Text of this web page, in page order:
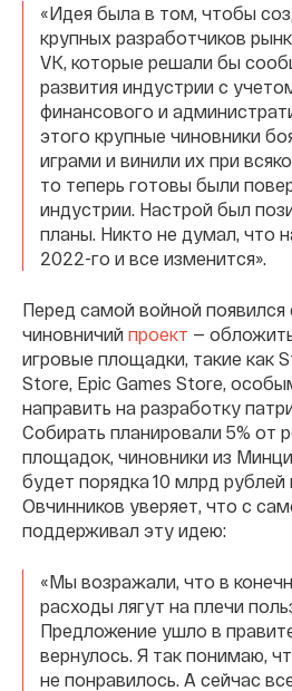
«Идея была в том, чтобы
крупных разработчиков
VK, которые решали бы
развития индустрии с
финансового и
этого крупные чиновники
играми и винили их при
то теперь готовы были
индустрии. Настрой был
планы. Никто не думал, что
2022-го и все изменится».
Перед самой войной
чиновничий проект —
игровые площадки, такие как
Store, Epic Games Store,
направить на разработку
Собирать планировали 5% от
площадок, чиновники из
будет порядка 10 млрд рублей
Овчинников уверяет, что с
поддерживал эту идею:
«Мы возражали, что в
расходы лягут на плечи
Предложение ушло в
вернулось. Я так понимаю,
не понравилось. А сейчас